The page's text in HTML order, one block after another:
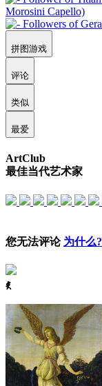
拼图游戏
评论
类似
最爱
ArtClub
最佳当代艺术家
您无法评论 为什么?
ꈅ